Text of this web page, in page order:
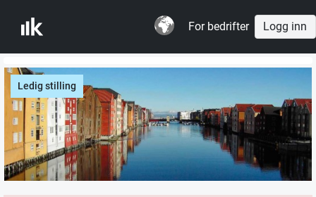
For bedrifter Logg inn
Ledig stilling